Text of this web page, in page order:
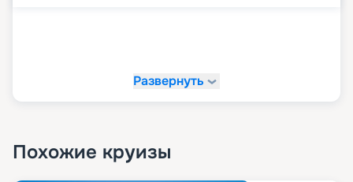
Развернуть
Похожие круизы